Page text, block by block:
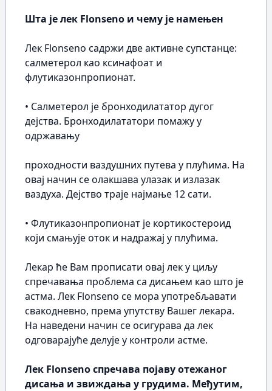
Шта је лек Flonseno и чему је намењен
Лек Flonseno садржи две активне супстанце:
салметерол као ксинафоат и
флутиказонпропионат.
• Салметерол је бронходилататор дугог
дејства. Бронходилататори помажу у
одржавању
проходности ваздушних путева у плућима. На
овај начин се олакшава улазак и излазак
ваздуха. Дејство траје најмање 12 сати.
• Флутиказонпропионат је кортикостероид
који смањује оток и надражај у плућима.
Лекар ће Вам прописати овај лек у циљу
спречавања проблема са дисањем као што је
астма. Лек Flonseno се мора употребљавати
свакодневно, према упутству Вашег лекара.
На наведени начин се осигурава да лек
одговарајуће делује у контроли астме.
Лек Flonseno спречава појаву отежаног
дисања и звиждања у грудима. Међутим,